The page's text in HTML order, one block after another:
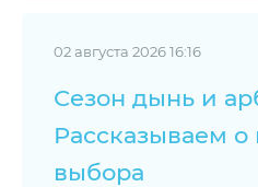
02 августа 2026 16:16
Сезон дынь и
Рассказываем о
выбора